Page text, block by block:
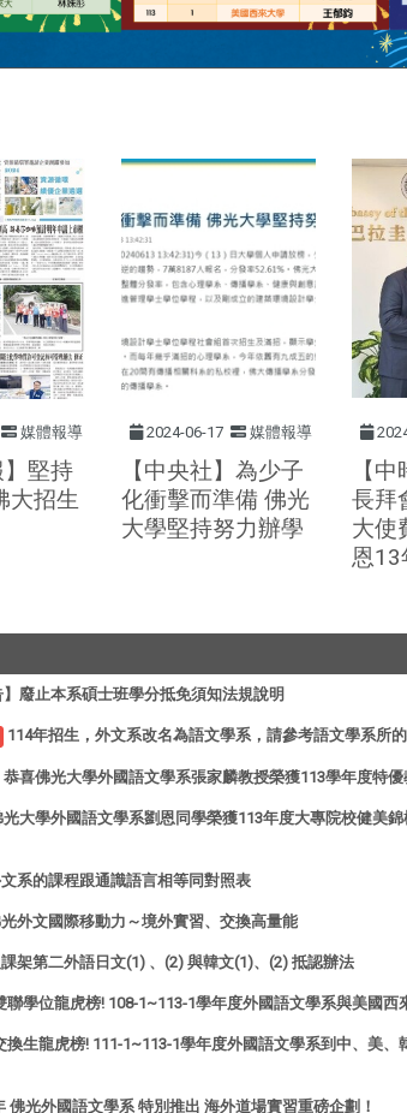
媒體報導
】堅持
大招生
2024-06-17 媒體報導
【中央社】為少子
化衝擊而準備 佛光
大學堅持努力辦學
【
長拜
大使
恩13
】廢止本系碩士班學分抵免須知法規說明
114年招生，外文系改名為語文學系，請參考語文學系所
喜佛光大學外國語文學系張家麟教授榮獲113學年度特優
光大學外國語文學系劉恩同學榮獲113年度大專院校健美
系的課程跟通識語言相等同對照表
光外文國際移動力～境外實習、交換高量能
架第二外語日文(1) 、(2) 與韓文(1)、(2) 抵認辦法
聯學位龍虎榜! 108-1~113-1學年度外國語文學系與美國西
換生龍虎榜! 111-1~113-1學年度外國語文學系到中、美、
佛光外國語文學系 特別推出 海外道場實習重磅企劃！